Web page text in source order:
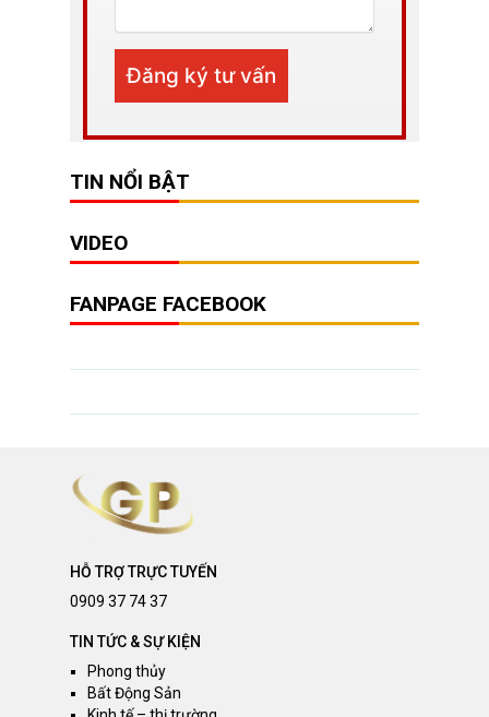
TIN NỔI BẬT
VIDEO
FANPAGE FACEBOOK
HỖ TRỢ TRỰC TUYẾN
0909 37 74 37
TIN TỨC & SỰ KIỆN
Phong thủy
Bất Động Sản